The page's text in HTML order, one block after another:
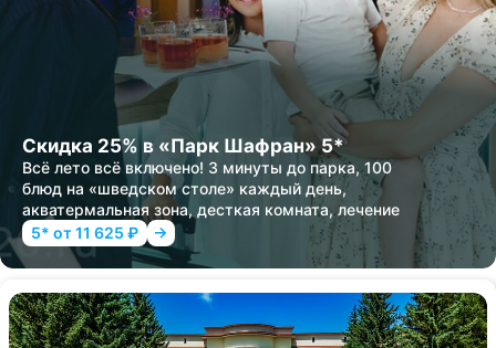
Скидка 25% в «Парк Шафран» 5*
Всё лето всё включено! 3 минуты до парка, 100
блюд на «шведском столе» каждый день,
акватермальная зона, десткая комната, лечение
5* от 11 625 ₽